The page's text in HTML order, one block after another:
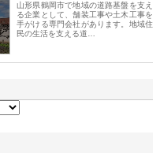
山形県鶴岡市で地域の道路基盤を支え
る企業として、舗装工事や土木工事を
手がける専門会社があります。地域住
民の生活を支える道…